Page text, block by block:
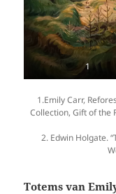
1
1.Emily Carr,
Collection, Gift of the
2. Edwin Holgate.
Totems van